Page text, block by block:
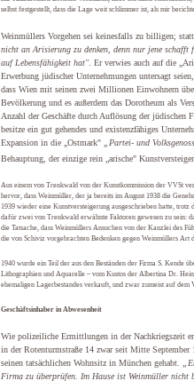
selbst festgestellt, dass die Lage weit schlimmer ist, als mir
Weinmüllers Vorgehen sei keinesfalls zu billigen;
nicht an Arisierung zu denken, denn nur jene schafft
auf Lebensfähigkeit hat" . Er verwies auch auf die
Erwerbung jüdischer Unternehmungen untersagt
dass Wien mit seinen zwei Millionen Einwohnern
Bevölkerung und es außerdem das Dorotheum als
Anzahl der Geschäfte durch Auflösung der
besitze ein gut gehendes und existenzfähiges
Expansion in die „Ostmark"
„Partei- und
Behauptung, der einzige rein „arische"
Aus einem von Trenkwald von der Kunstkommission der VVSt
hervor, dass Weinmüller, der ja bereits im August 1938 die
1939 wieder eine Kunstversteigerung ausgeschrieben hatte,
dafür zwei von Trenkwald erwähnte Faktoren gewesen zu sein:
die Tatsache, dass Weinmüllers Ansuchen von der Kanzlei des
die von Schiviz vorgebrachten Bedenken gegen Weinmüllers Art
1940 wurde ein Teil der aus den Beständen der Firma S. Kende
Lithographien und Aquarelle – vom Kustos der Albertina Dr.
ehemaligen Lagerbestandes verkauft, und zwar zumeist auf dem
Geschäftsinhaber in Abwesenheit
Wie polizeiliche Ermittlungen in der Nachkriegszeit
in der Rotenturmstraße 14 zwar seit Mitte September
seinen tatsächlichen Wohnsitz in München gehabt.
Firma zu überprüfen. Im Hause ist Weinmüller nicht